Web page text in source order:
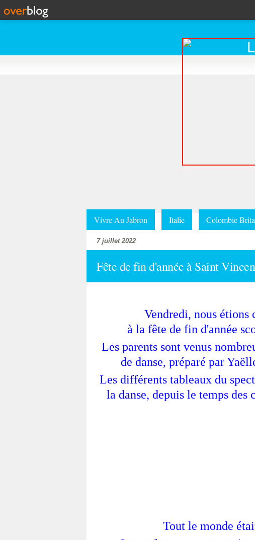
Vivre Au Jabron Italie Colombie
7 juillet 2022
Fête de fin d'année à Saint
Vendredi, nous
à la fête de fin d'année
Les parents sont venus
de danse, préparé par
Les différents tableaux du
la danse, depuis le temps des
Tout le monde